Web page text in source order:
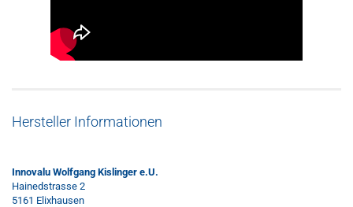
Hersteller Informationen
Innovalu Wolfgang Kislinger e.U.
Hainedstrasse 2
5161 Elixhausen